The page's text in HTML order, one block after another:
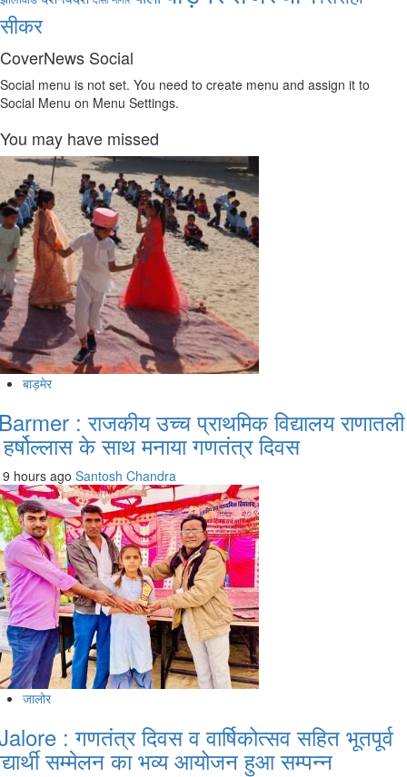
सीकर
CoverNews Social
Social menu is not set. You need to create menu and assign it to
Social Menu on Menu Settings.
You may have missed
बाड़मेर
: राजकीय उच्च प्राथमिक विद्यालय राणातली
के साथ मनाया गणतंत्र दिवस
9 hours ago Santosh Chandra
जालोर
: गणतंत्र दिवस व वार्षिकोत्सव सहित भूतपूर्व
सम्मेलन का भव्य आयोजन हुआ सम्पन्न